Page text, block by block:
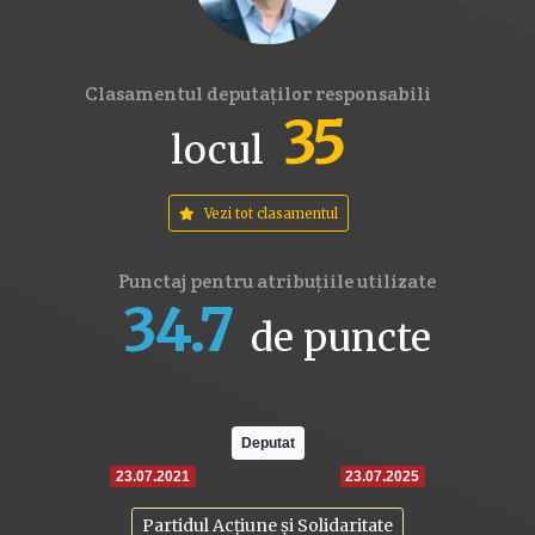
Clasamentul deputaților responsabili
locul 35
Vezi tot clasamentul
Punctaj pentru atribuțiile utilizate
34.7 de puncte
23.07.2021
Deputat
23.07.2025
Partidul Acțiune și Solidaritate